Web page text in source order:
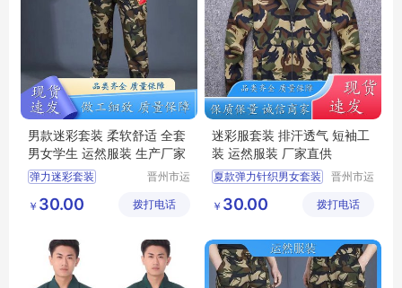
男款迷彩套装 柔软舒适 全套
男女学生 运然服装 生产厂家
弹力迷彩套装
迷彩套装
丛林迷彩服
晋州市运
工厂
￥ 30.00 拨打电话
迷彩服套装 排汗透气 短袖工
装 运然服装 厂家直供
夏款弹力针织男女套装
迷彩套装
迷彩服装
晋州市运
工厂
￥ 30.00 拨打电话